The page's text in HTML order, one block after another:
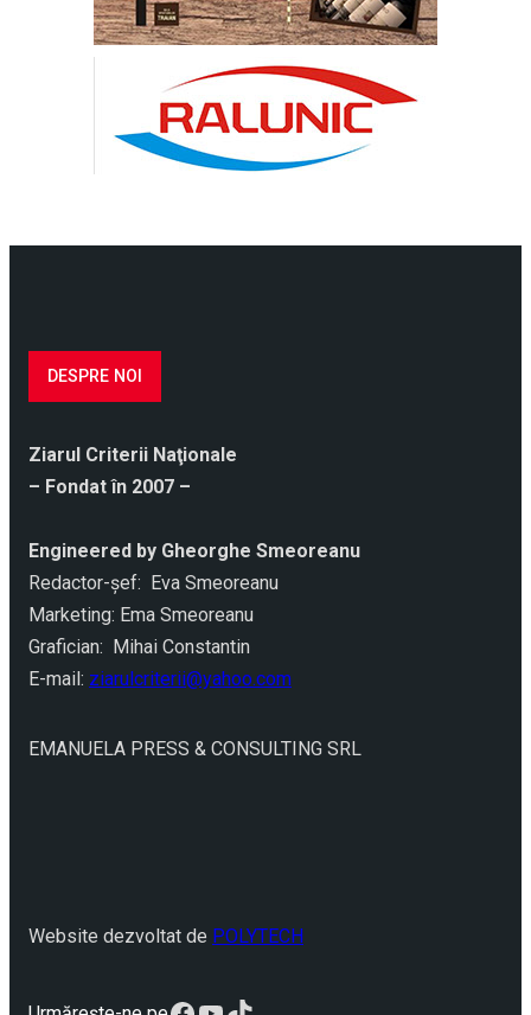
DESPRE NOI
Ziarul Criterii Naţionale
– Fondat în 2007 –
Engineered by Gheorghe Smeoreanu
Redactor-şef: Eva Smeoreanu
Marketing: Ema Smeoreanu
Grafician: Mihai Constantin
E-mail: ziarulcriterii@yahoo.com
EMANUELA PRESS & CONSULTING SRL
Website dezvoltat de POLYTECH